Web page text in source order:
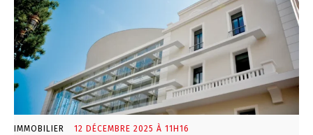
IMMOBILIER 12 DÉCEMBRE 2025 À 11H16